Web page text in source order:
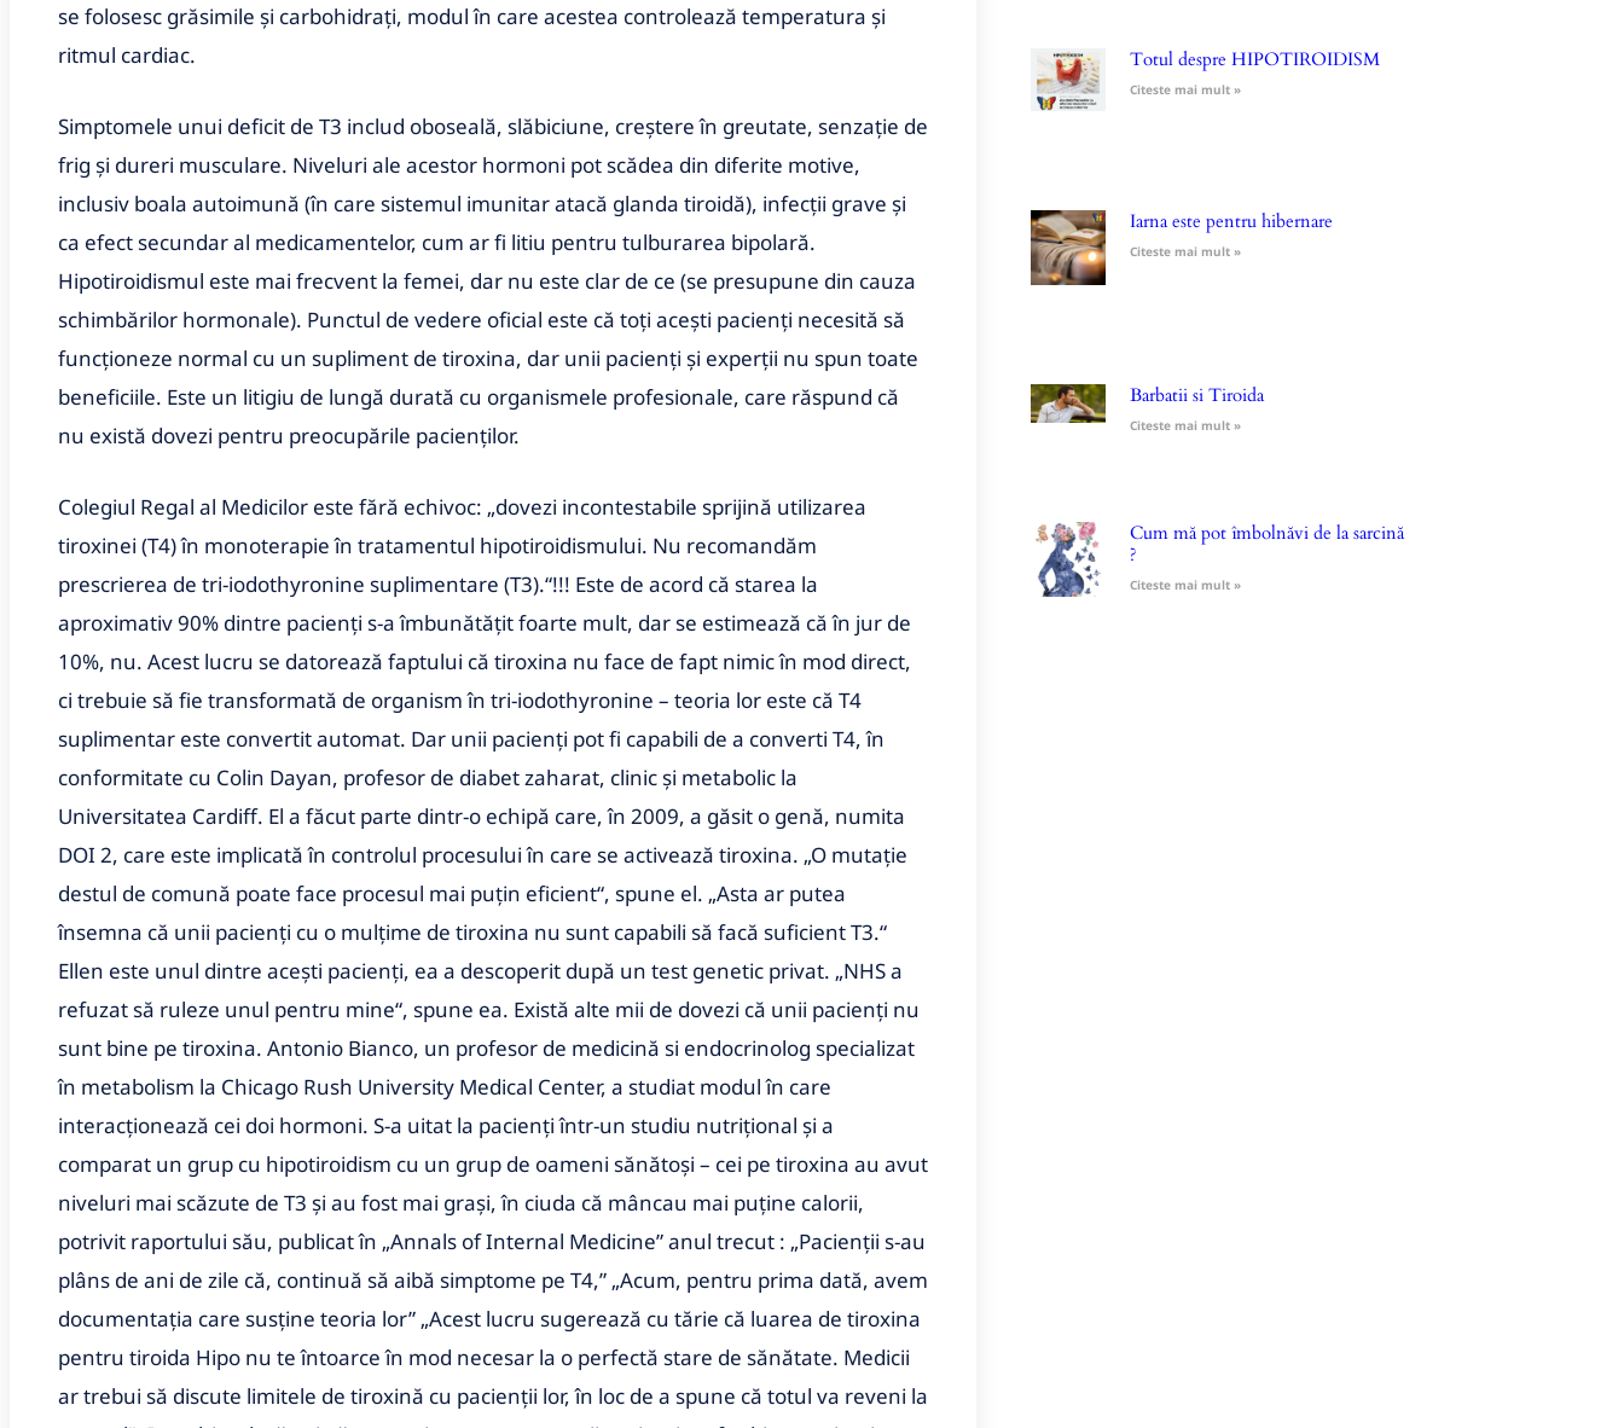
se folosesc grăsimile și carbohidrați, modul în care acestea controlează temperatura și
ritmul cardiac.
Simptomele unui deficit de T3 includ oboseală, slăbiciune, creștere în greutate, senzație de
frig și dureri musculare. Niveluri ale acestor hormoni pot scădea din diferite motive,
inclusiv boala autoimună (în care sistemul imunitar atacă glanda tiroidă), infecții grave și
ca efect secundar al medicamentelor, cum ar fi litiu pentru tulburarea bipolară.
Hipotiroidismul este mai frecvent la femei, dar nu este clar de ce (se presupune din cauza
schimbărilor hormonale). Punctul de vedere oficial este că toți acești pacienți necesită să
funcționeze normal cu un supliment de tiroxina, dar unii pacienți și experții nu spun toate
beneficiile. Este un litigiu de lungă durată cu organismele profesionale, care răspund că
nu există dovezi pentru preocupările pacienților.
Colegiul Regal al Medicilor este fără echivoc: „dovezi incontestabile sprijină utilizarea
tiroxinei (T4) în monoterapie în tratamentul hipotiroidismului. Nu recomandăm
prescrierea de tri-iodothyronine suplimentare (T3).“!!! Este de acord că starea la
aproximativ 90% dintre pacienți s-a îmbunătățit foarte mult, dar se estimează că în jur de
10%, nu. Acest lucru se datorează faptului că tiroxina nu face de fapt nimic în mod direct,
ci trebuie să fie transformată de organism în tri-iodothyronine – teoria lor este că T4
suplimentar este convertit automat. Dar unii pacienți pot fi capabili de a converti T4, în
conformitate cu Colin Dayan, profesor de diabet zaharat, clinic și metabolic la
Universitatea Cardiff. El a făcut parte dintr-o echipă care, în 2009, a găsit o genă, numita
DOI 2, care este implicată în controlul procesului în care se activează tiroxina. „O mutație
destul de comună poate face procesul mai puțin eficient“, spune el. „Asta ar putea
însemna că unii pacienți cu o mulțime de tiroxina nu sunt capabili să facă suficient T3.“
Ellen este unul dintre acești pacienți, ea a descoperit după un test genetic privat. „NHS a
refuzat să ruleze unul pentru mine“, spune ea. Există alte mii de dovezi că unii pacienți nu
sunt bine pe tiroxina. Antonio Bianco, un profesor de medicină si endocrinolog specializat
în metabolism la Chicago Rush University Medical Center, a studiat modul în care
interacționează cei doi hormoni. S-a uitat la pacienți într-un studiu nutrițional și a
comparat un grup cu hipotiroidism cu un grup de oameni sănătoși – cei pe tiroxina au avut
niveluri mai scăzute de T3 și au fost mai grași, în ciuda că mâncau mai puține calorii,
potrivit raportului său, publicat în „Annals of Internal Medicine” anul trecut : „Pacienții s-au
plâns de ani de zile că, continuă să aibă simptome pe T4,” „Acum, pentru prima dată, avem
documentația care susține teoria lor” „Acest lucru sugerează cu tărie că luarea de tiroxina
pentru tiroida Hipo nu te întoarce în mod necesar la o perfectă stare de sănătate. Medicii
ar trebui să discute limitele de tiroxină cu pacienții lor, în loc de a spune că totul va reveni la
Totul despre HIPOTIROIDISM
Citeste mai mult »
Iarna este pentru hibernare
Citeste mai mult »
Barbatii si Tiroida
Citeste mai mult »
Cum mă pot îmbolnăvi de la sarcină
?
Citeste mai mult »